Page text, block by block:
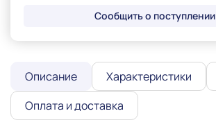
Сообщить о поступлении
Описание Характеристики
Оплата и доставка